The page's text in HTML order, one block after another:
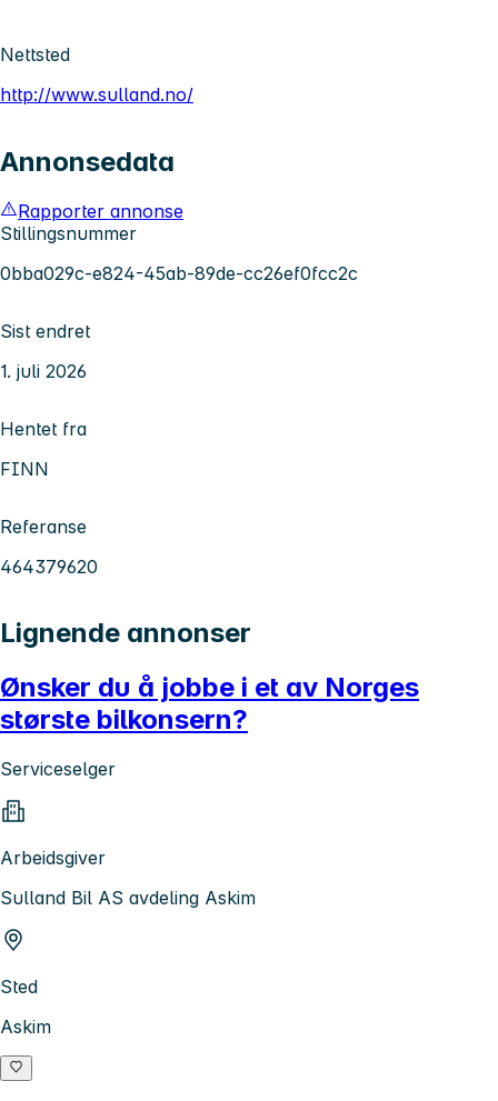
Nettsted
http://www.sulland.no/
Annonsedata
Rapporter annonse
Stillingsnummer
0bba029c-e824-45ab-89de-cc26ef0fcc2c
Sist endret
1. juli 2026
Hentet fra
FINN
Referanse
464379620
Lignende annonser
Ønsker du å jobbe i et av Norges
største bilkonsern?
Serviceselger
Arbeidsgiver
Sulland Bil AS avdeling Askim
Sted
Askim